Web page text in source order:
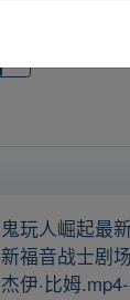
鬼玩人崛起最
新福音战士剧
杰伊·比姆